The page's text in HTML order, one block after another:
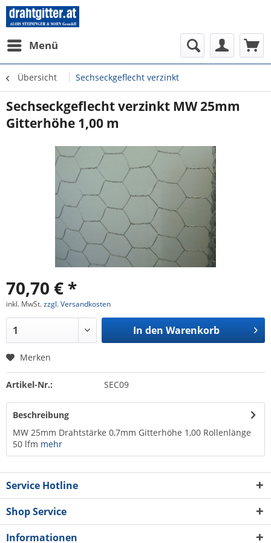
Menü
Übersicht Sechseckgeflecht verzinkt
Sechseckgeflecht verzinkt MW 25mm
Gitterhöhe 1,00 m
70,70 € *
inkl. MwSt.zzgl. Versandkosten
In den Warenkorb
Merken
Artikel-Nr.: SEC09
Beschreibung
MW 25mm Drahtstärke 0,7mm Gitterhöhe 1,00 Rollenlänge
50 lfm mehr
Service Hotline
Shop Service
Informationen